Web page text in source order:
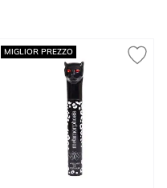
MIGLIOR PREZZO